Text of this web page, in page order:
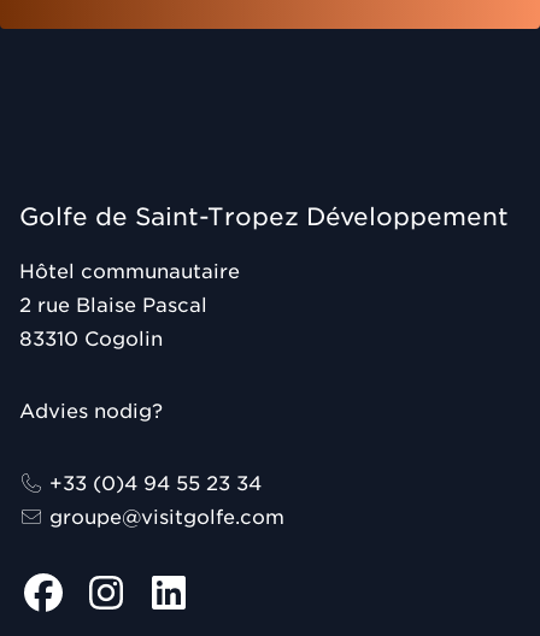
Golfe de Saint-Tropez Développement
Hôtel communautaire
2 rue Blaise Pascal
83310 Cogolin
Advies nodig?
+33 (0)4 94 55 23 34
groupe@visitgolfe.com